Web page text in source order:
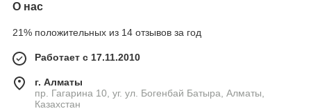
О нас
21% положительных из 14 отзывов за год
Работает с 17.11.2010
г. Алматы
пр. Гагарина 10, уг. ул. Богенбай Батыра, Алматы,
Казахстан